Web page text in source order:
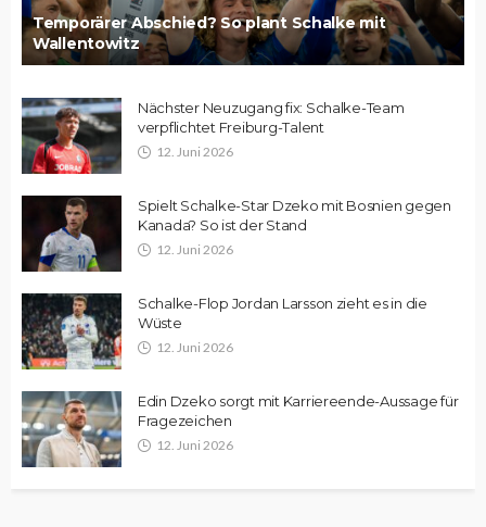
Temporärer Abschied? So plant Schalke mit
Wallentowitz
Nächster Neuzugang fix: Schalke-Team
verpflichtet Freiburg-Talent
12. Juni 2026
Spielt Schalke-Star Dzeko mit Bosnien gegen
Kanada? So ist der Stand
12. Juni 2026
Schalke-Flop Jordan Larsson zieht es in die
Wüste
12. Juni 2026
Edin Dzeko sorgt mit Karriereende-Aussage für
Fragezeichen
12. Juni 2026